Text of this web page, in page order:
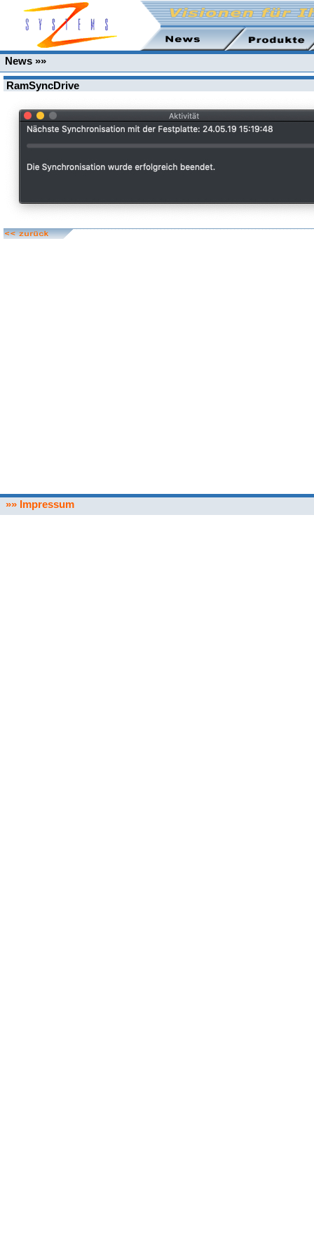
News »»
RamSyncDrive
»» Impressum